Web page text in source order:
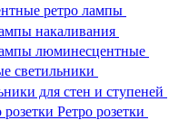
ретро лампы
накаливания
люминесцентные
светильники
для стен и ступеней
Ретро розетки